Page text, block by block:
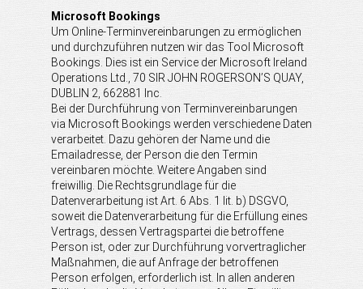
Microsoft Bookings
Um Online-Terminvereinbarungen zu ermöglichen
und durchzuführen nutzen wir das Tool Microsoft
Bookings. Dies ist ein Service der Microsoft Ireland
Operations Ltd., 70 SIR JOHN ROGERSON’S QUAY,
DUBLIN 2, 662881 Inc.
Bei der Durchführung von Terminvereinbarungen
via Microsoft Bookings werden verschiedene Daten
verarbeitet. Dazu gehören der Name und die
Emailadresse, der Person die den Termin
vereinbaren möchte. Weitere Angaben sind
freiwillig. Die Rechtsgrundlage für die
Datenverarbeitung ist Art. 6 Abs. 1 lit. b) DSGVO,
soweit die Datenverarbeitung für die Erfüllung eines
Vertrags, dessen Vertragspartei die betroffene
Person ist, oder zur Durchführung vorvertraglicher
Maßnahmen, die auf Anfrage der betroffenen
Person erfolgen, erforderlich ist. In allen anderen